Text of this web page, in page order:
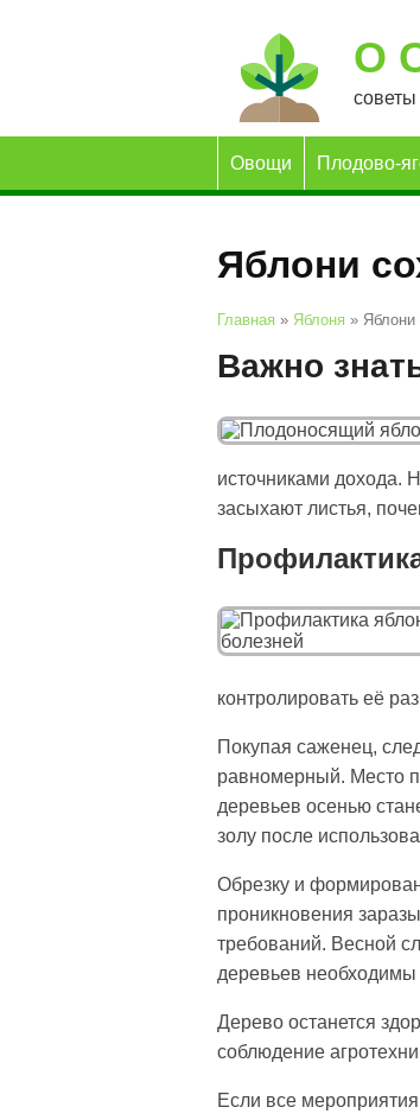
О
Яблони
Главная » Яблоня » Яблони
Важно
источниками дохода.
засыхают листья,
контролировать её
Покупая саженец,
равномерный. Место
деревьев осенью
золу после
Обрезку и
проникновения
требований. Весной
деревьев необходимы
Дерево останется
соблюдение
Если все
Овощи Плодово-